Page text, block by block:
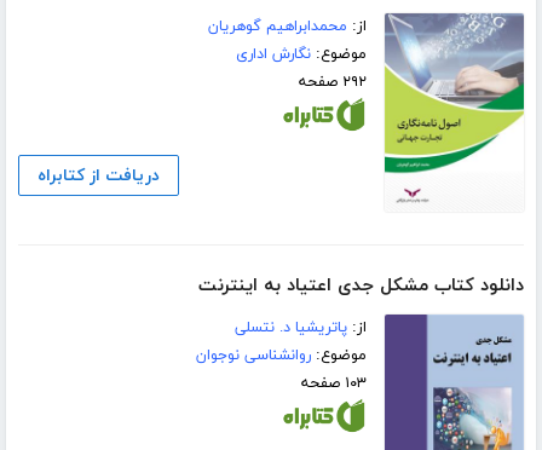
از: محمدابراهیم گوهریان
موضوع:نگارش اداری
۲۹۲ صفحه
دریافت از کتابراه
دانلود کتاب مشکل جدی اعتیاد به اینترنت
از:پاتریشیا د. نتسلی
موضوع:روانشناسی نوجوان
۱۰۳ صفحه